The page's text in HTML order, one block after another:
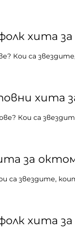
хита за
Кои са
хита
Кои са
за
са звездите,
хита